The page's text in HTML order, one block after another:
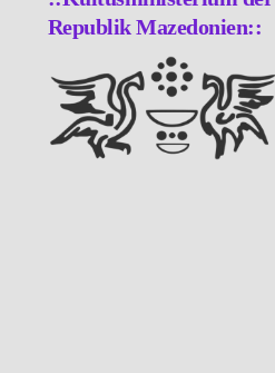
Republik Mazedonien::